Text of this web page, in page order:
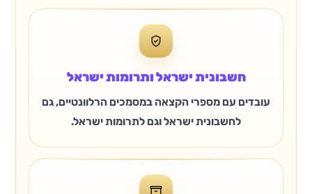
חשבונית ישראל ותרומות ישראל
עובדים עם מספרי הקצאה במסמכים הרלוונטיים, גם
לחשבונית ישראל וגם לתרומות ישראל.